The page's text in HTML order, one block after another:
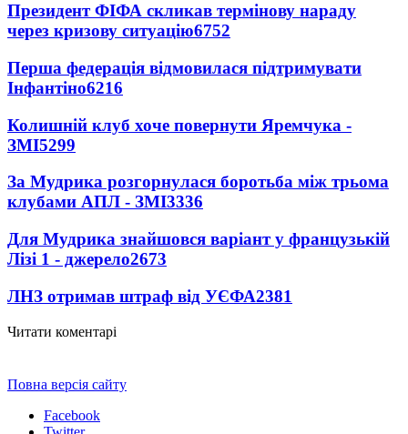
Президент ФІФА скликав термінову нараду
через кризову ситуацію6752
Перша федерація відмовилася підтримувати
Інфантіно6216
Колишній клуб хоче повернути Яремчука -
ЗМІ5299
За Мудрика розгорнулася боротьба між трьома
клубами АПЛ - ЗМІ3336
Для Мудрика знайшовся варіант у французькій
Лізі 1 - джерело2673
ЛНЗ отримав штраф від УЄФА2381
Читати коментарі
Повна версія сайту
Facebook